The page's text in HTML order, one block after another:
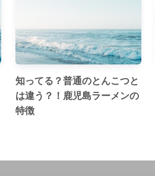
知ってる？普通のとんこつと
は違う？！鹿児島ラーメンの
特徴